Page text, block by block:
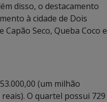
disso, o destacamento
à cidade de Dois
Seco, Queba Coco e
(um milhão
O quartel possui 729